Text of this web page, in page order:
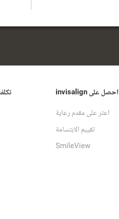
احصل على invisalign
اعثر على مقدم رعاية
تقييم الابتسامة
SmileView